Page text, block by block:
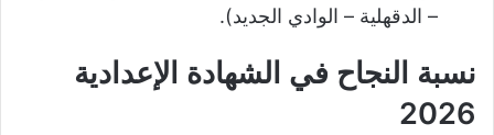
– الدقهلية – الوادي الجديد).
نسبة النجاح في الشهادة الإعدادية
2026